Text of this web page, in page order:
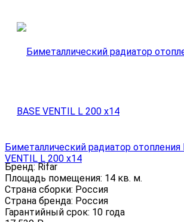
Биметаллический радиатор отопления
VENTIL L 200 x14
Бренд:Rifar
Площадь помещения: 14 кв. м.
Страна сборки: Россия
Страна бренда: Россия
Гарантийный срок: 10 года